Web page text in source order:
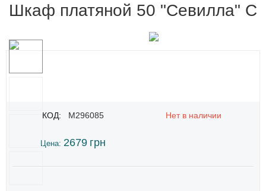
Шкаф платяной 50 "Севилла" С
КОД: M296085 Нет в наличии
Цена: 2679 грн